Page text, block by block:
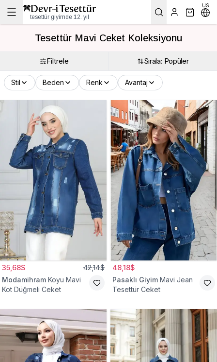
tesettür giyimde 12. yıl
US
Tesettür Mavi Ceket Koleksiyonu
Filtrele Sırala: Popüler
Stil Beden Renk Avantaj
35,68$ 42,14$
Modamihram Koyu Mavi
Kot Düğmeli Ceket
48,18$
Pasaklı Giyim Mavi Jean
Tesettür Ceket